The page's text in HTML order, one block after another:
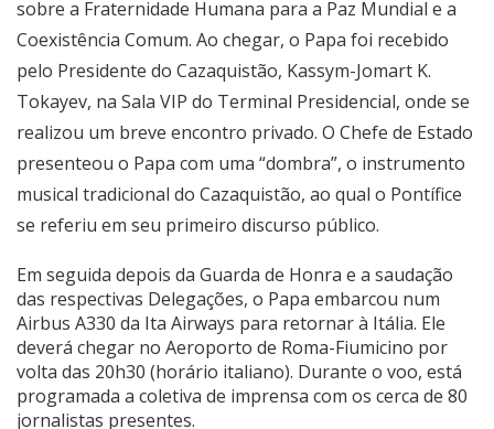
sobre a Fraternidade Humana para a Paz Mundial e a
Coexistência Comum. Ao chegar, o Papa foi recebido
pelo Presidente do Cazaquistão, Kassym-Jomart K.
Tokayev, na Sala VIP do Terminal Presidencial, onde se
realizou um breve encontro privado. O Chefe de Estado
presenteou o Papa com uma “dombra”, o instrumento
musical tradicional do Cazaquistão, ao qual o Pontífice
se referiu em seu primeiro discurso público.
Em seguida depois da Guarda de Honra e a saudação
das respectivas Delegações, o Papa embarcou num
Airbus A330 da Ita Airways para retornar à Itália. Ele
deverá chegar no Aeroporto de Roma-Fiumicino por
volta das 20h30 (horário italiano). Durante o voo, está
programada a coletiva de imprensa com os cerca de 80
jornalistas presentes.